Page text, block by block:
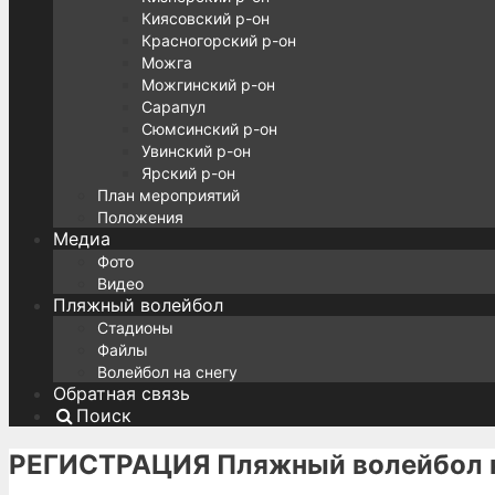
Киясовский р-он
Красногорский р-он
Можга
Можгинский р-он
Сарапул
Сюмсинский р-он
Увинский р-он
Ярский р-он
План мероприятий
Положения
Медиа
Фото
Видео
Пляжный волейбол
Стадионы
Файлы
Волейбол на снегу
Обратная связь
Поиск
РЕГИСТРАЦИЯ Пляжный